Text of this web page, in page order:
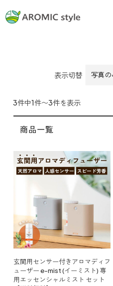
お部屋・シーン
トイレ空間を快適
寝室
ぐっすり眠れる空
帰宅・来客時も
目的・お悩み
消臭
製品タイプ
アロマディフ
商品一覧
表示切替
3件中1件〜3件を表示
商品一覧
玄関用センサー付きアロマディフ
ューザー e-mist (イーミスト) 専
用エッセンシャルミスト セット